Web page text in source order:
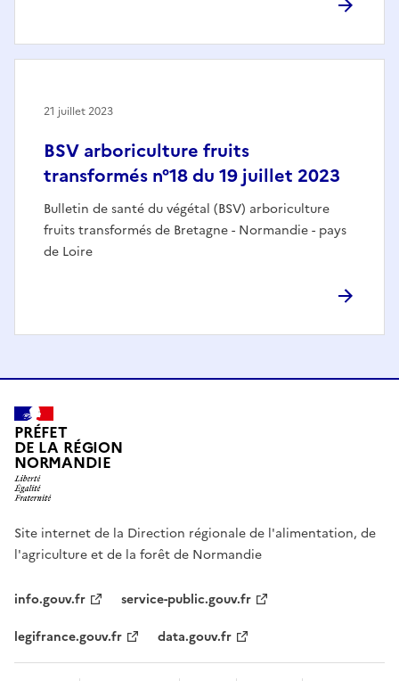
BSV arboriculture fruits
transformés n°18 du 19 juillet 2023
Bulletin de santé du végétal (BSV) arboriculture
fruits transformés de Bretagne - Normandie - pays
de Loire
21 juillet 2023
PRÉFET
DE LA RÉGION
NORMANDIE
Site internet de la Direction régionale de l'alimentation, de
l'agriculture et de la forêt de Normandie
info.gouv.fr
service-public.gouv.fr
legifrance.gouv.fr
data.gouv.fr